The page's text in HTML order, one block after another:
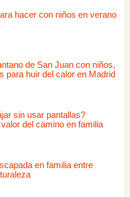
hacer con niños en verano
de San Juan con niños,
para huir del calor en Madrid
sin usar pantallas?
del camino en familia
en familia entre